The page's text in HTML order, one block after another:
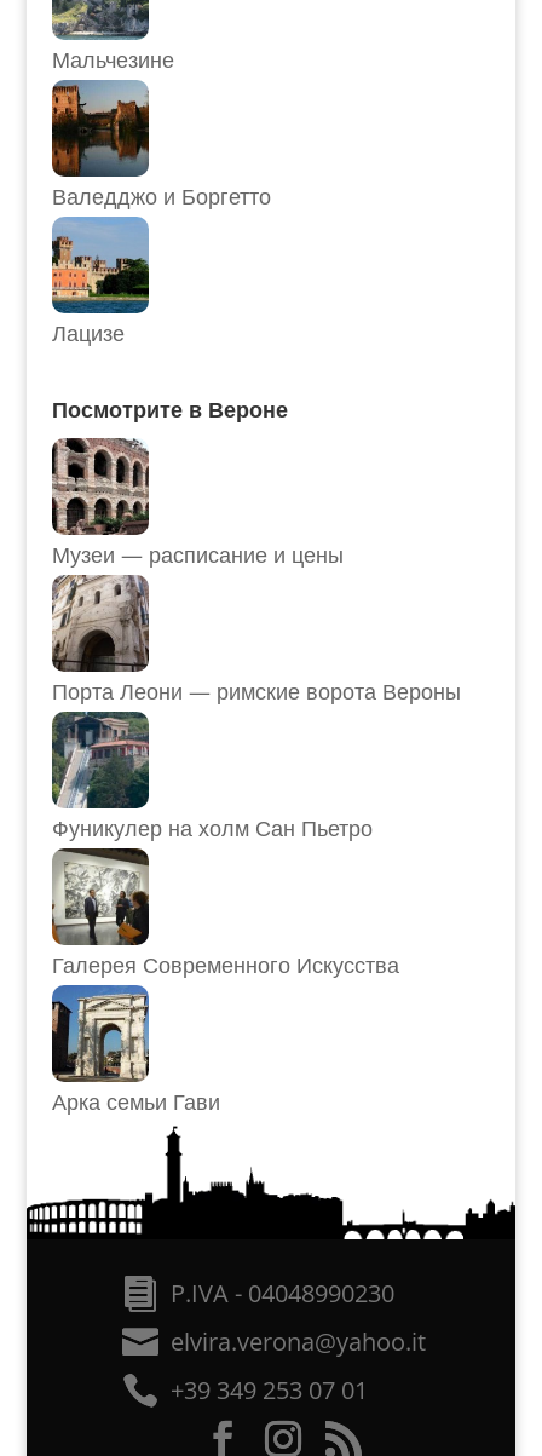
Мальчезине
Валедджо и Боргетто
Лацизе
Посмотрите в Вероне
Музеи — расписание и цены
Порта Леони — римские ворота Вероны
Фуникулер на холм Сан Пьетро
Галерея Современного Искусства
Арка семьи Гави
P.IVA - 04048990230
elvira.verona@yahoo.it
+39 349 253 07 01